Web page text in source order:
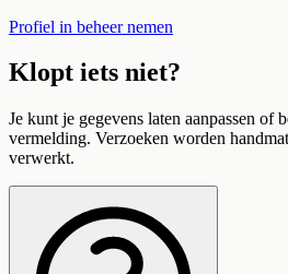
Profiel in beheer nemen
Klopt iets niet?
Je kunt je gegevens laten aanpassen of
vermelding. Verzoeken worden
verwerkt.